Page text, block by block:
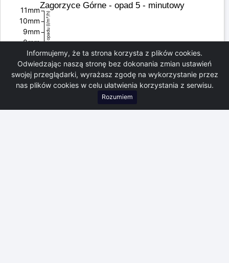
Informujemy, że ta strona korzysta z plików cookies.
Odwiedzając naszą stronę bez dokonania zmian ustawień
swojej przeglądarki, wyrażasz zgodę na wykorzystanie przez
nas plików cookies w celu ułatwienia korzystania z serwisu.
Rozumiem
Wysokość opadu (l/m²/h)
4mm
5mm
6mm
7mm
8mm
9mm
10mm
11mmZagorzyce Górne - opad 5 - minutowy